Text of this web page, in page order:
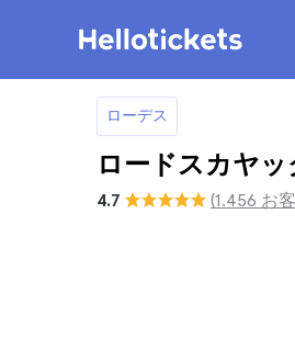
ローデス
ロードスカヤ
4.7 (1.456 お